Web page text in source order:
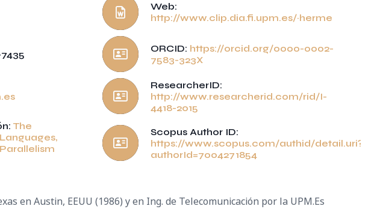
Web:
http://www.clip.dia.fi.upm.es/~herme
ORCID: https://orcid.org/0000-0002-
7583-323X
ResearcherID:
http://www.researcherid.com/rid/I-
4418-2015
The
Scopus Author ID:
https://www.scopus.com/authid/detail.uri?
authorId=7004271854
en Austin, EEUU (1986) y en Ing. de Telecomunicación por la UPM.Es